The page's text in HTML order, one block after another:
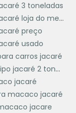
aeficiência
permite que
de
físico,
Isso é
oficinas
é crucial
aumentar a
3 toneladas
Macaco jacaré loja do mecanico
preço
usado
carros jacaré
Macaco tipo jacaré 2 toneladas
jacaré
macaco jacaré
jacare